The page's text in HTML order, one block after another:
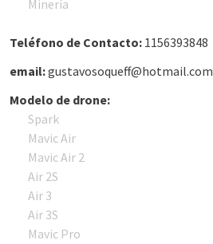
Minería
Teléfono de Contacto: 1156393848
email:gustavosoqueff@hotmail.com
Modelo de drone:
Spark
Mavic Air
Mavic Air 2
Air 2S
Air 3
Air 3S
Mavic Pro